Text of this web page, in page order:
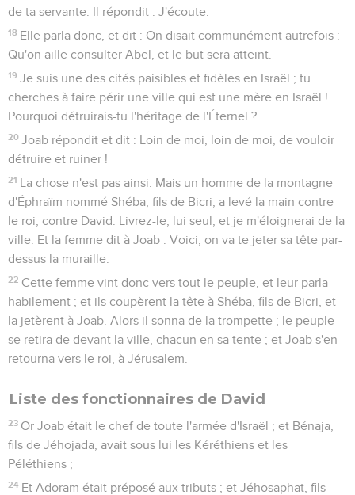
de ta servante. Il répondit : J'écoute.
18 Elle parla donc, et dit : On disait communément autrefois :
Qu'on aille consulter Abel, et le but sera atteint.
19 Je suis une des cités paisibles et fidèles en Israël ; tu
cherches à faire périr une ville qui est une mère en Israël !
Pourquoi détruirais-tu l'héritage de l'Éternel ?
20 Joab répondit et dit : Loin de moi, loin de moi, de vouloir
détruire et ruiner !
21 La chose n'est pas ainsi. Mais un homme de la montagne
d'Éphraïm nommé Shéba, fils de Bicri, a levé la main contre
le roi, contre David. Livrez-le, lui seul, et je m'éloignerai de la
ville. Et la femme dit à Joab : Voici, on va te jeter sa tête par-
dessus la muraille.
22 Cette femme vint donc vers tout le peuple, et leur parla
habilement ; et ils coupèrent la tête à Shéba, fils de Bicri, et
la jetèrent à Joab. Alors il sonna de la trompette ; le peuple
se retira de devant la ville, chacun en sa tente ; et Joab s'en
retourna vers le roi, à Jérusalem.
Liste des fonctionnaires de David
23 Or Joab était le chef de toute l'armée d'Israël ; et Bénaja,
fils de Jéhojada, avait sous lui les Kéréthiens et les
Péléthiens ;
24 Et Adoram était préposé aux tributs ; et Jéhosaphat, fils